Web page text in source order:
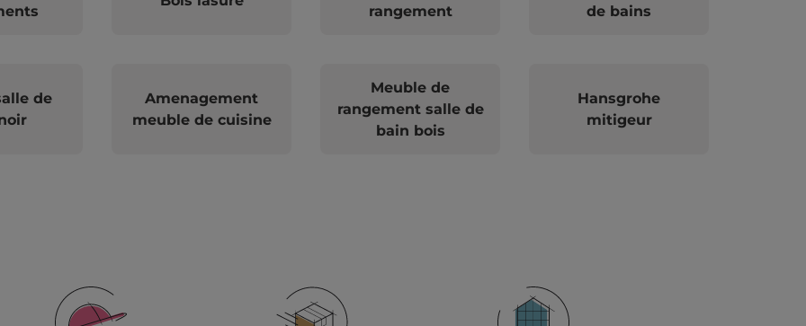
rangement
de bains
de
Amenagement
meuble de cuisine
Meuble de
rangement salle de
bain bois
Hansgrohe
mitigeur